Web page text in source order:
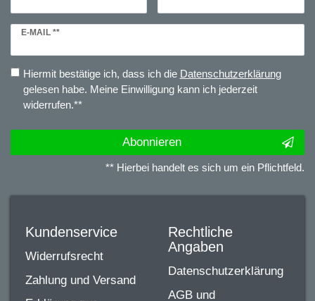
E-MAIL **
Newsletter
Hiermit bestätige ich, dass ich die Daten­schutz­erklärung
gelesen habe. Meine Einwilligung kann ich jederzeit
widerrufen.**
Abonnieren
** Hierbei handelt es sich um ein Pflichtfeld.
Kundenservice
Widerrufsrecht
Zahlung und Versand
Rechtliche
Angaben
Datenschutzerklärung
AGB und